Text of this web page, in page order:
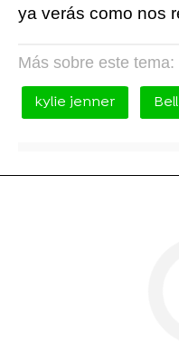
ya verás como nos
Más sobre este tema:
kylie jenner